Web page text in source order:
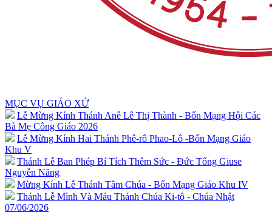
MỤC VỤ GIÁO XỨ
Lễ Mừng Kính Thánh Anê Lê Thị Thành - Bổn Mạng Hội Các
Bà Mẹ Công Giáo 2026
Lễ Mừng Kính Hai Thánh Phê-rô Phao-Lô -Bổn Mạng Giáo
Khu V
Thánh Lễ Ban Phép Bí Tích Thêm Sức - Đức Tổng Giuse
Nguyễn Năng
Mừng Kính Lễ Thánh Tâm Chúa - Bổn Mạng Giáo Khu IV
Thánh Lễ Mình Và Máu Thánh Chúa Ki-tô - Chúa Nhật
07/06/2026